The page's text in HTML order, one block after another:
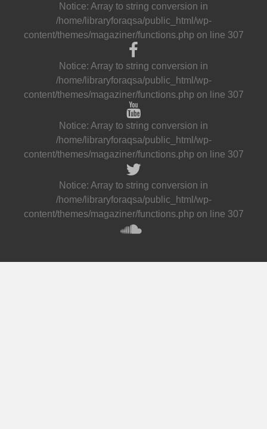
Notice: Array to string conversion in
/home/libraryforaqsa/public_html/wp-
content/themes/magaziner/functions.php on line 307
Notice: Array to string conversion in
/home/libraryforaqsa/public_html/wp-
content/themes/magaziner/functions.php on line 307
Notice: Array to string conversion in
/home/libraryforaqsa/public_html/wp-
content/themes/magaziner/functions.php on line 307
Notice: Array to string conversion in
/home/libraryforaqsa/public_html/wp-
content/themes/magaziner/functions.php on line 307